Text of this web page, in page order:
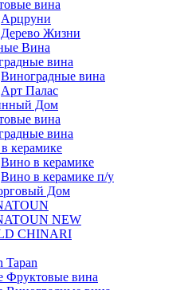
вина
Арцруни
Дерево Жизни
Вина
вина
Виноградные вина
Арт Палас
Дом
вина
вина
керамике
Вино в керамике
Вино в керамике п/у
Дом
NEW
CHINARI
Tapan
Фруктовые вина